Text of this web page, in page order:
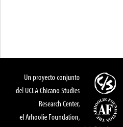
Un proyecto conjunto
del UCLA Chicano Studies
Research Center,
el Arhoolie Foundation,